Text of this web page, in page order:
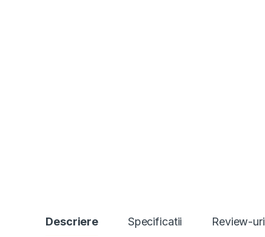
Descriere Specificatii Review-uri